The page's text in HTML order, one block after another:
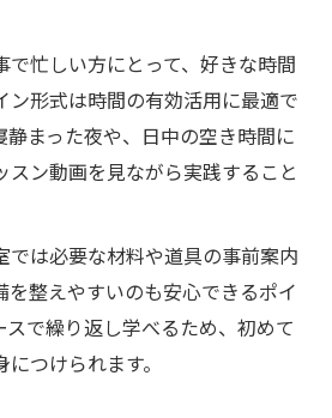
で忙しい方にとって、好きな時間
ン形式は時間の有効活用に最適で
まった夜や、日中の空き時間に
スン動画を見ながら実践すること
では必要な材料や道具の事前案内
整えやすいのも安心できるポイ
で繰り返し学べるため、初めて
つけられます。